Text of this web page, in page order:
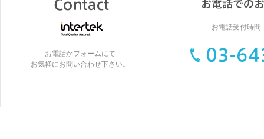
お電話かフォームにて
お気軽にお問い合わせ下さい。
お電話受付時間